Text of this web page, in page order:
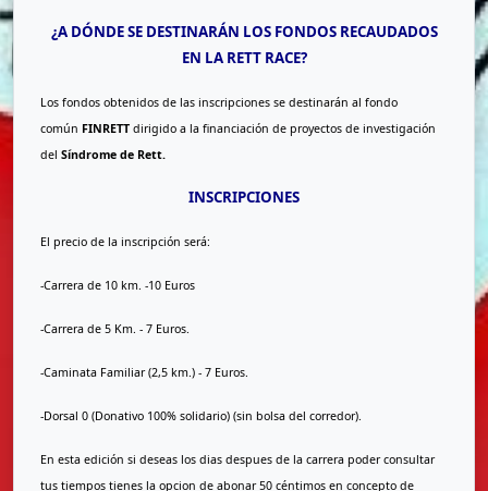
¿A DÓNDE SE DESTINARÁN LOS FONDOS RECAUDADOS
EN LA RETT RACE?
Los fondos obtenidos de las inscripciones se destinarán al fondo
común FINRETT dirigido a la financiación de proyectos de investigación
del Síndrome de Rett.
INSCRIPCIONES
El precio de la inscripción será:
-Carrera de 10 km. -10 Euros
-Carrera de 5 Km. - 7 Euros.
-Caminata Familiar (2,5 km.) - 7 Euros.
-Dorsal 0 (Donativo 100% solidario) (sin bolsa del corredor).
En esta edición si deseas los dias despues de la carrera poder consultar
tus tiempos tienes la opcion de abonar 50 céntimos en concepto de